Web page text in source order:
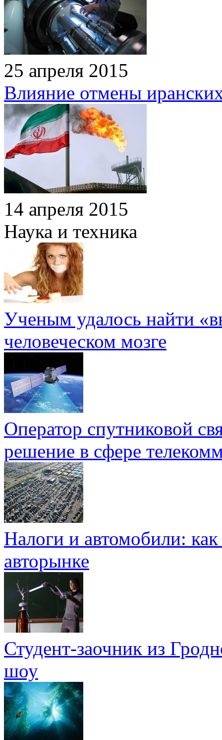
25 апреля 2015
Влияние отмены
14 апреля 2015
Наука и техника
Ученым удалось найти
человеческом мозге
Оператор спутниковой
решение в сфере
Налоги и автомобили:
авторынке
Студент-заочник из
шоу